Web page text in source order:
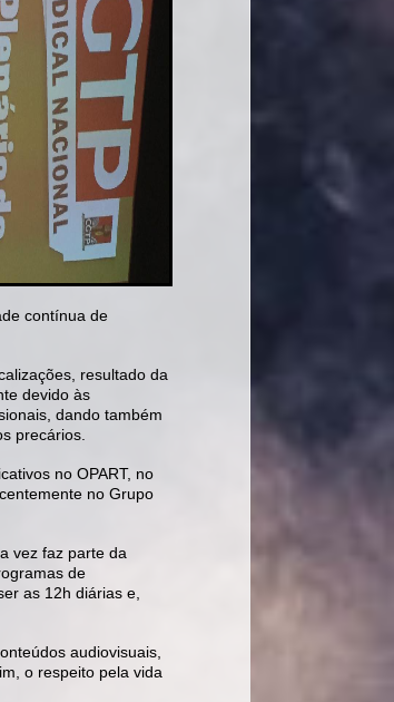
contínua de
resultado da
devido às
dando também
precários.
no OPART, no
no Grupo
vez faz parte da
de
as 12h diárias e,
audiovisuais,
o respeito pela vida